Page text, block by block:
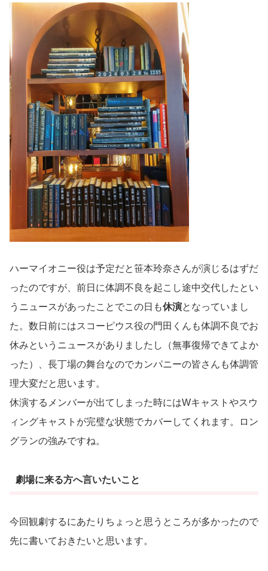
ハーマイオニー役は予定だと笹本玲奈さんが演じるはずだ
ったのですが、前日に体調不良を起こし途中交代したとい
うニュースがあったことでこの日も休演となっていまし
た。数日前にはスコーピウス役の門田くんも体調不良でお
休みというニュースがありましたし（無事復帰できてよか
った）、長丁場の舞台なのでカンパニーの皆さんも体調管
理大変だと思います。
休演するメンバーが出てしまった時にはWキャストやスウ
ィングキャストが完璧な状態でカバーしてくれます。ロン
グランの強みですね。
劇場に来る方へ言いたいこと
今回観劇するにあたりちょっと思うところが多かったので
先に書いておきたいと思います。